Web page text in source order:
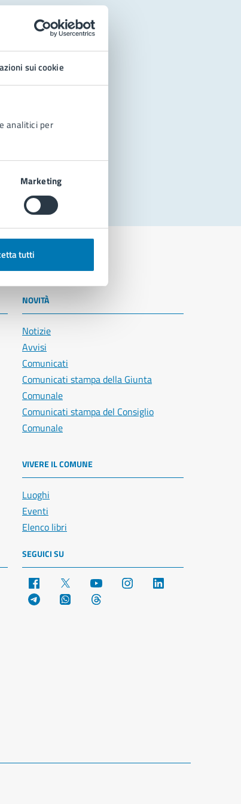
sui cookie
analitici per
Marketing
tutti
NOVITÀ
Notizie
Avvisi
Comunicati
Comunicati stampa della Giunta
Comunale
Comunicati stampa del Consiglio
Comunale
VIVERE IL COMUNE
Luoghi
Eventi
Elenco libri
SEGUICI SU
Facebook YouTube Instagram
Telegram WhatsApp